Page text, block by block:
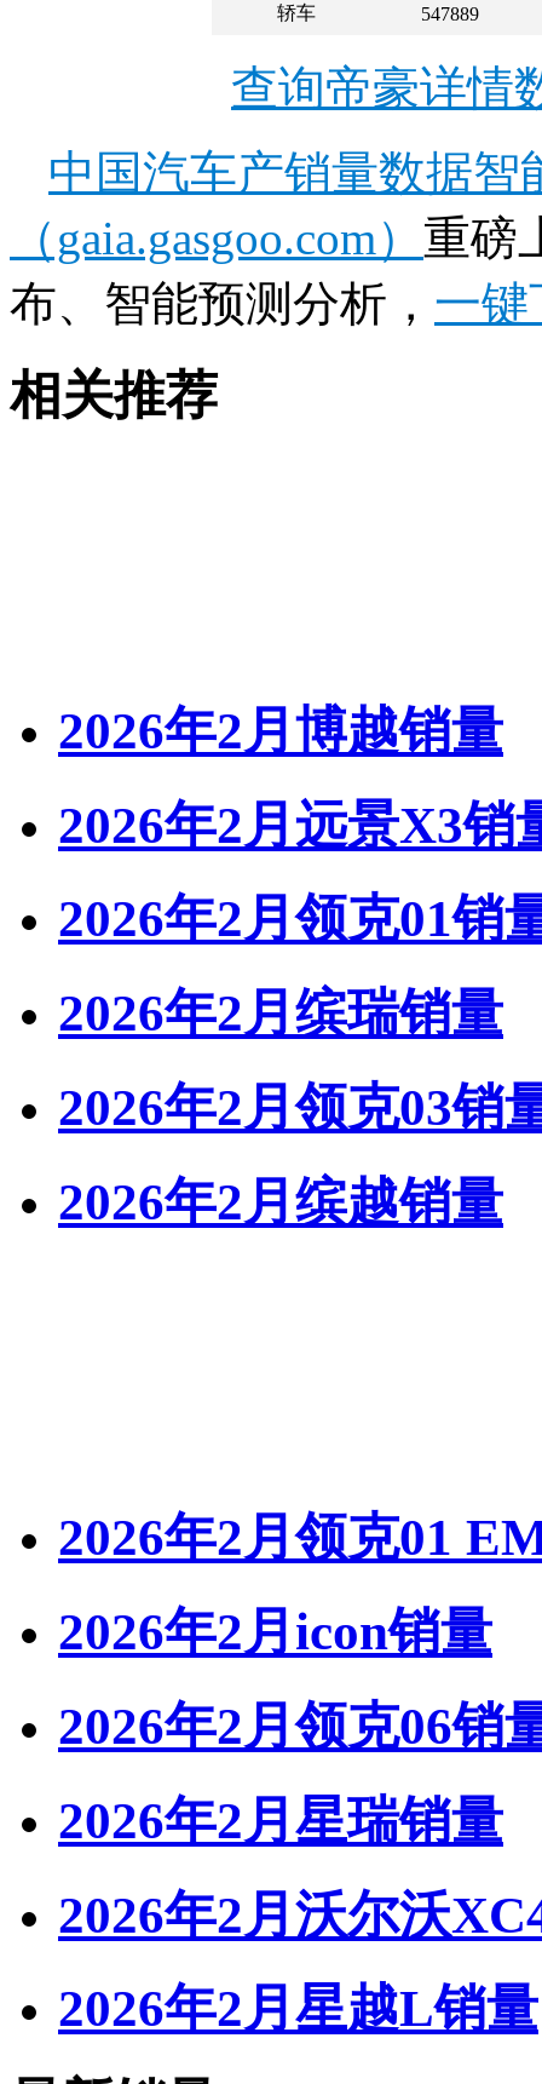
轿车
547889
查询帝豪详情
中国汽车产销量数据
（gaia.gasgoo.com） 重磅
布、智能预测分析， 一键
相关推荐
2026年2月博越销量
2026年2月远景X3销
2026年2月领克01销
2026年2月缤瑞销量
2026年2月领克03销
2026年2月缤越销量
2026年2月领克01
2026年2月icon销量
2026年2月领克06销
2026年2月星瑞销量
2026年2月沃尔沃
2026年2月星越L销量